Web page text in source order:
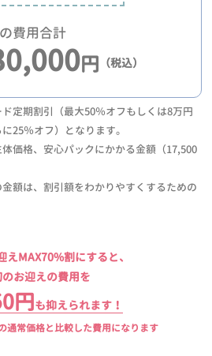
費用合計
円 （税込）
定期割引（最大50％オフもしくは8万円
25％オフ）となります。
価格、安心パックにかかる金額（17,500
額は、割引額をわかりやすくするための
えMAX70%割にすると、
のお迎えの費用を
円も抑えられます！
通常価格と比較した費用になります